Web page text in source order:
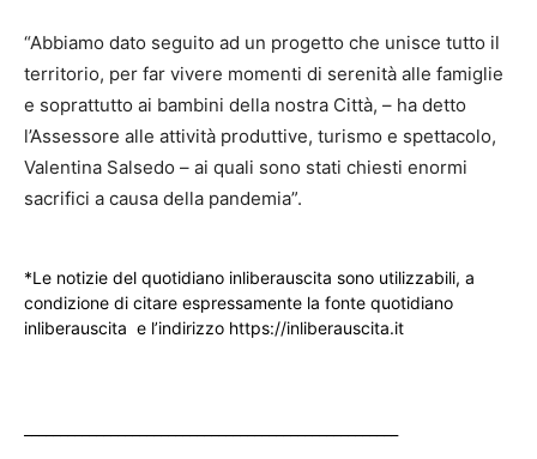
“Abbiamo dato seguito ad un progetto che unisce tutto il
territorio, per far vivere momenti di serenità alle famiglie
e soprattutto ai bambini della nostra Città, – ha detto
l’Assessore alle attività produttive, turismo e spettacolo,
Valentina Salsedo – ai quali sono stati chiesti enormi
sacrifici a causa della pandemia”.
*Le notizie del quotidiano inliberauscita sono utilizzabili, a
condizione di citare espressamente la fonte quotidiano
inliberauscita e l’indirizzo https://inliberauscita.it